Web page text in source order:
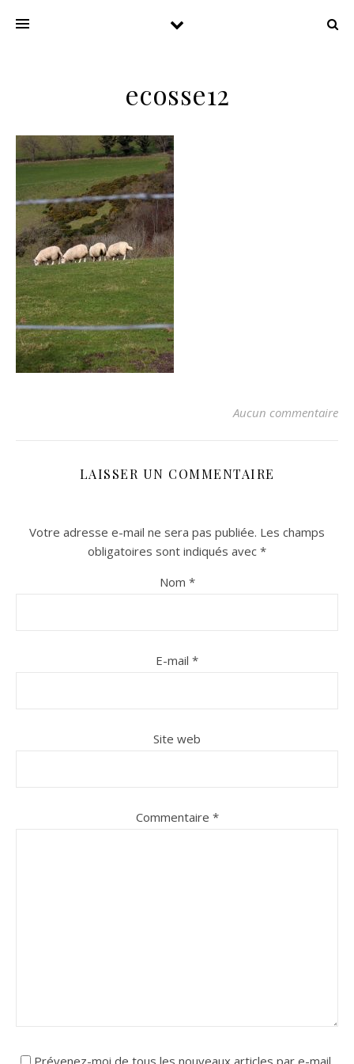
sur Instagram
sur Instagram
ecosse12
Aucun commentaire
LAISSER UN COMMENTAIRE
Votre adresse e-mail ne sera pas publiée. Les champs
obligatoires sont indiqués avec *
Nom *
E-mail *
Site web
Commentaire *
Prévenez-moi de tous les nouveaux articles par e-mail.